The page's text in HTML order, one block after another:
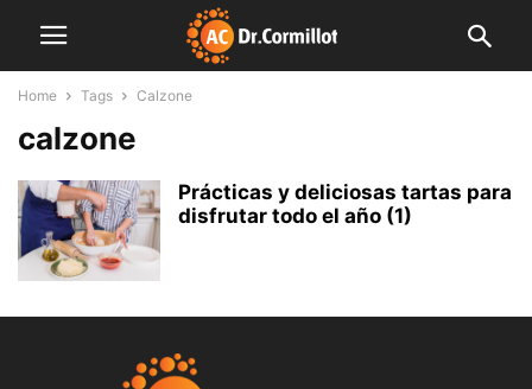
Home Tags Calzone
calzone
Prácticas y deliciosas tartas para
disfrutar todo el año (1)